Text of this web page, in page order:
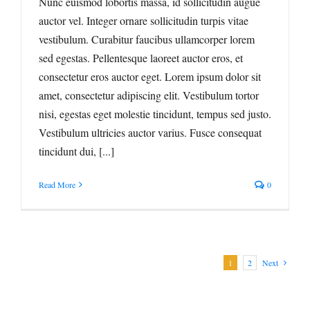
auctor vel. Integer ornare sollicitudin turpis vitae
vestibulum. Curabitur faucibus ullamcorper lorem
sed egestas. Pellentesque laoreet auctor eros, et
consectetur eros auctor eget. Lorem ipsum dolor sit
amet, consectetur adipiscing elit. Vestibulum tortor
nisi, egestas eget molestie tincidunt, tempus sed justo.
Vestibulum ultricies auctor varius. Fusce consequat
tincidunt dui, [...]
Read More 0
1 2 Next